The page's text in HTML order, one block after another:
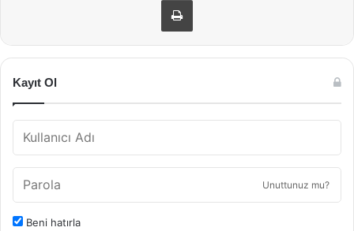
Kayıt Ol
Unuttunuz mu?
Beni hatırla